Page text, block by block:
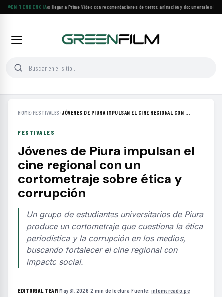
EN TENDENCIA
Más de 160 estrenos llegan a Prime Video con recomendaciones de terror, animación y documentales·Las
HOME›FESTIVALES ›JÓVENES DE PIURA IMPULSAN EL CINE REGIONAL CON ...
FESTIVALES
Jóvenes de Piura impulsan el
cine regional con un
cortometraje sobre ética y
corrupción
Un grupo de estudiantes universitarios de Piura
produce un cortometraje que cuestiona la ética
periodística y la corrupción en los medios,
buscando fortalecer el cine regional con
impacto social.
EDITORIAL TEAM·May 31, 2026·2 min de lectura·Fuente: infomercado.pe